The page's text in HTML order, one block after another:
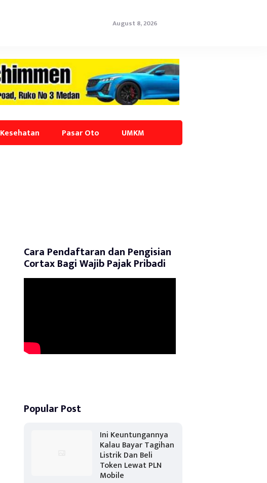
August 8, 2026
Kesehatan Pasar Oto UMKM
Cara Pendaftaran dan Pengisian
Cortax Bagi Wajib Pajak Pribadi
Popular Post
Ini Keuntungannya
Kalau Bayar Tagihan
Listrik Dan Beli
Token Lewat PLN
Mobile